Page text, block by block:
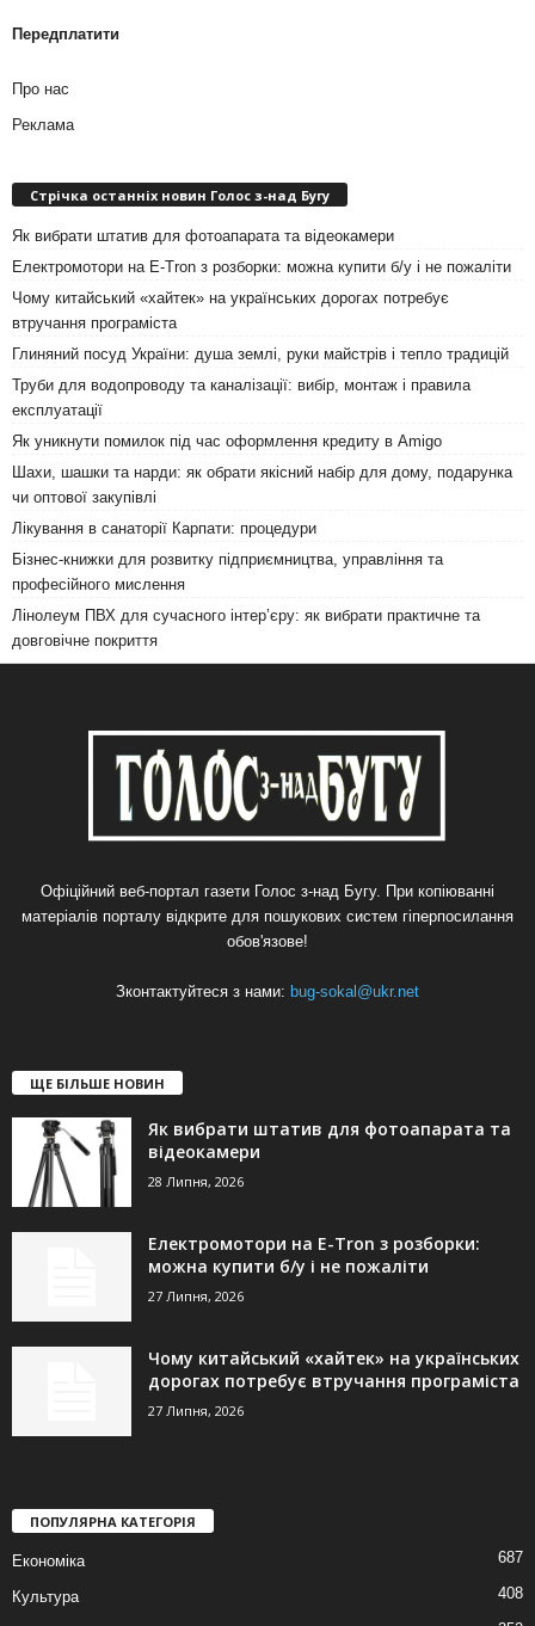
Передплатити
Про нас
Реклама
Стрічка останніх новин Голос з-над Бугу
Як вибрати штатив для фотоапарата та відеокамери
Електромотори на E-Tron з розборки: можна купити б/у і не пожаліти
Чому китайський «хайтек» на українських дорогах потребує
втручання програміста
Глиняний посуд України: душа землі, руки майстрів і тепло традицій
Труби для водопроводу та каналізації: вибір, монтаж і правила
експлуатації
Як уникнути помилок під час оформлення кредиту в Amigo
Шахи, шашки та нарди: як обрати якісний набір для дому, подарунка
чи оптової закупівлі
Лікування в санаторії Карпати: процедури
Бізнес-книжки для розвитку підприємництва, управління та
професійного мислення
Лінолеум ПВХ для сучасного інтер’єру: як вибрати практичне та
довговічне покриття
Офіційний веб-портал газети Голос з-над Бугу. При копіюванні
матеріалів порталу відкрите для пошукових систем гіперпосилання
обов'язове!
Зконтактуйтеся з нами: bug-sokal@ukr.net
ЩЕ БІЛЬШЕ НОВИН
Як вибрати штатив для фотоапарата та
відеокамери
28 Липня, 2026
Електромотори на E-Tron з розборки:
можна купити б/у і не пожаліти
27 Липня, 2026
Чому китайський «хайтек» на українських
дорогах потребує втручання програміста
27 Липня, 2026
ПОПУЛЯРНА КАТЕГОРІЯ
Економіка 687
Культура 408